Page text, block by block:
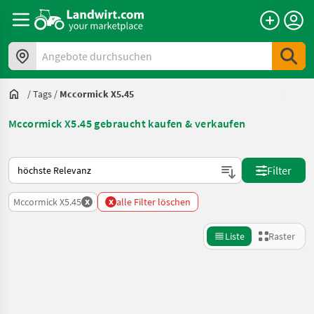
Angebote durchsuchen
/Tags / Mccormick X5.45
Mccormick X5.45 gebraucht kaufen & verkaufen
So wird auf Landwirt.com sortiert
Filter
Mccormick X5.45 x x alle Filter löschen
Liste Raster